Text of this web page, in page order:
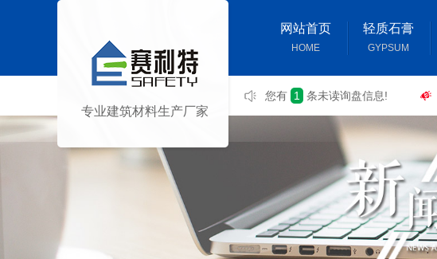
专业建筑材料生产厂家
网站首页
HOME
轻质石膏
GYPSUM
您有 1 条未读询盘信息!